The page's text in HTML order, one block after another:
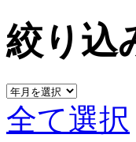
絞り込
全て選択